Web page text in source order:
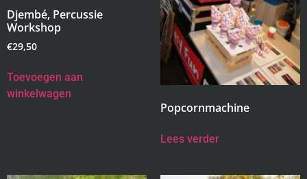
Djembé, Percussie
Workshop
€29,50
Toevoegen aan
winkelwagen
Popcornmachine
Lees verder